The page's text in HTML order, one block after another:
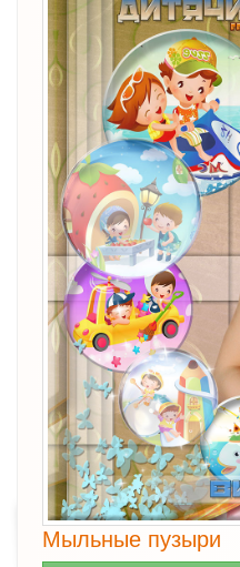
Мыльные пузыри